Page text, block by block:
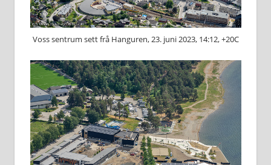
Voss sentrum sett frå Hanguren, 23. juni 2023, 14:12, +20C